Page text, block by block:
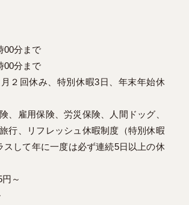
00分まで
00分まで
２回休み、特別休暇3日、年末年始休
、雇用保険、労災保険、人間ドッグ、
行、リフレッシュ休暇制度（特別休暇
スして年に一度は必ず連続5日以上の休
～